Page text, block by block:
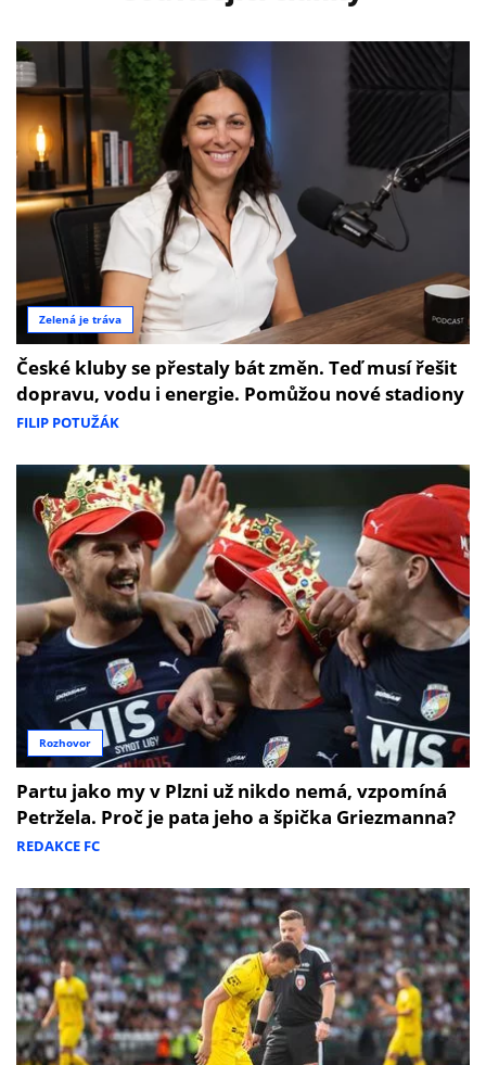
Zelená je tráva
České kluby se přestaly bát změn. Teď musí řešit
dopravu, vodu i energie. Pomůžou nové stadiony
FILIP POTUŽÁK
Rozhovor
Partu jako my v Plzni už nikdo nemá, vzpomíná
Petržela. Proč je pata jeho a špička Griezmanna?
REDAKCE FC